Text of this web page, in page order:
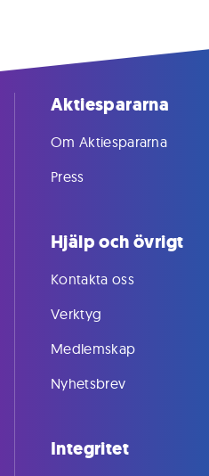
Aktiespararna
Om Aktiespararna
Press
Hjälp och övrigt
Kontakta oss
Verktyg
Medlemskap
Nyhetsbrev
Integritet